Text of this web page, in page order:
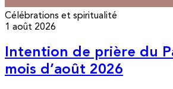
Célébrations et spiritualité
1 août 2026
Intention de prière du
mois d’août 2026